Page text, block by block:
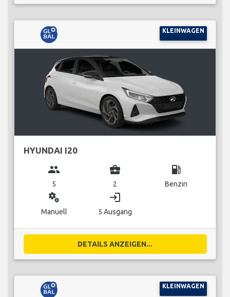
KLEINWAGEN
HYUNDAI I20
group
5
business_center
2
local_gas_station
Benzin
miscellaneous_services
Manuell
login
5 Ausgang
DETAILS ANZEIGEN...
KLEINWAGEN